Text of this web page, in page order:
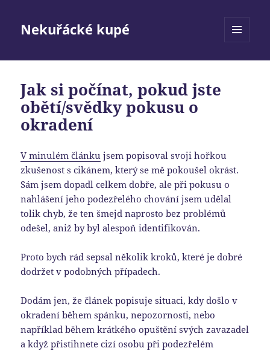
Nekuřácké kupé
Jak si počínat, pokud jste
obětí/svědky pokusu o
okradení
V minulém článku jsem popisoval svoji hořkou
zkušenost s cikánem, který se mě pokoušel okrást.
Sám jsem dopadl celkem dobře, ale při pokusu o
nahlášení jeho podezřelého chování jsem udělal
tolik chyb, že ten šmejd naprosto bez problémů
odešel, aniž by byl alespoň identifikován.
Proto bych rád sepsal několik kroků, které je dobré
dodržet v podobných případech.
Dodám jen, že článek popisuje situaci, kdy došlo v
okradení během spánku, nepozornosti, nebo
například během krátkého opuštění svých zavazadel
a když přistihnete cizí osobu při podezřelém